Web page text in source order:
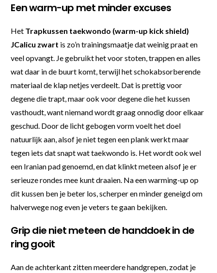
Een warm-up met minder excuses
Het Trapkussen taekwondo (warm-up kick shield)
JCalicu zwart is zo’n trainingsmaatje dat weinig praat en
veel opvangt. Je gebruikt het voor stoten, trappen en alles
wat daar in de buurt komt, terwijl het schokabsorberende
materiaal de klap netjes verdeelt. Dat is prettig voor
degene die trapt, maar ook voor degene die het kussen
vasthoudt, want niemand wordt graag onnodig door elkaar
geschud. Door de licht gebogen vorm voelt het doel
natuurlijk aan, alsof je niet tegen een plank werkt maar
tegen iets dat snapt wat taekwondo is. Het wordt ook wel
een Iranian pad genoemd, en dat klinkt meteen alsof je er
serieuze rondes mee kunt draaien. Na een warming-up op
dit kussen ben je beter los, scherper en minder geneigd om
halverwege nog even je veters te gaan bekijken.
Grip die niet meteen de handdoek in de
ring gooit
Aan de achterkant zitten meerdere handgrepen, zodat je